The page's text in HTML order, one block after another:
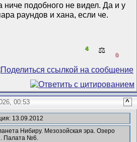
ниче подобного не видел. Да и у
раундов и хана, если че.
4 ⚖️
0
00:53 ^
13.09.2012
Нибиру. Мезозойская эра. Озеро
Палата №6.